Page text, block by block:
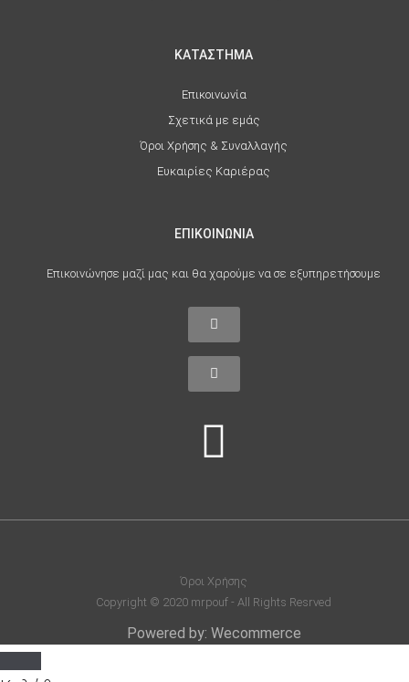
ΚΑΤΑΣΤΗΜΑ
Επικοινωνία
Σχετικά με εμάς
Όροι Χρήσης & Συναλλαγής
Ευκαιρίες Καριέρας
ΕΠΙΚΟΙΝΩΝΙΑ
Επικοινώνησε μαζί μας και θα χαρούμε να σε εξυπηρετήσουμε
Όροι Χρήσης
Copyright © 2020 mrpouf - All Rights Resrved
Powered by: Wecommerce